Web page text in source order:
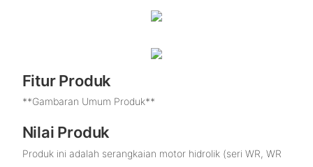
Fitur Produk
**Gambaran Umum Produk**
Nilai Produk
Produk ini adalah serangkaian motor hidrolik (seri WR, WR